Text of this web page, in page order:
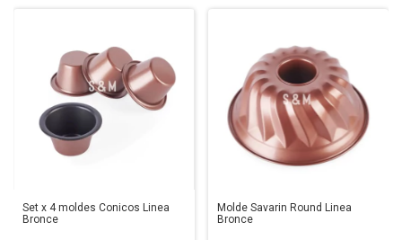
Set x 4 moldes Conicos Linea
Bronce
Molde Savarin Round Linea
Bronce